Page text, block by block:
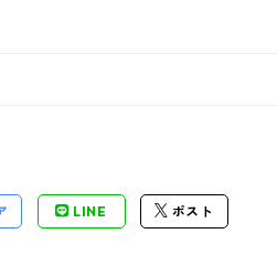
LINE ポスト